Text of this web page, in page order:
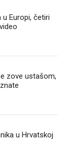
u Europi, četiri
zove ustašom,
u Hrvatskoj